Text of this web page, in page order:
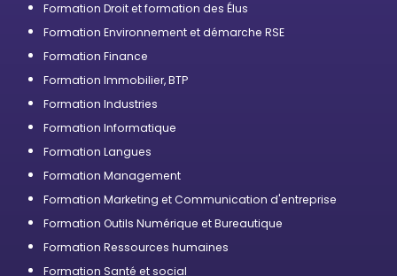
Formation Droit et formation des Élus
Formation Environnement et démarche RSE
Formation Finance
Formation Immobilier, BTP
Formation Industries
Formation Informatique
Formation Langues
Formation Management
Formation Marketing et Communication d'entreprise
Formation Outils Numérique et Bureautique
Formation Ressources humaines
Formation Santé et social